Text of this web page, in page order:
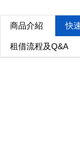
商品介紹 快
租借流程及Q&A